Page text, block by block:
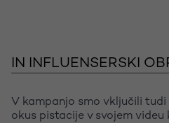
IN INFLUENSERSKI
V kampanjo smo vključili
okus pistacije v svojem